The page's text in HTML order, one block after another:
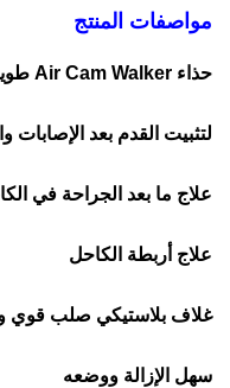
مواصفات المنتج
حذاء Air Cam Walker طويل لكسور القدم
لتثبيت القدم بعد الإصابات
علاج ما بعد الجراحة في
علاج أربطة الكاحل
غلاف بلاستيكي صلب قوي
سهل الإزالة ووضعه